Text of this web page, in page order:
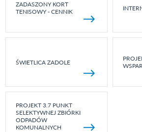
ZADASZONY KORT
TENISOWY - CENNIK
ŚWIETLICA ZADOLE
PROJEKT 3.7 PUNKT
SELEKTYWNEJ ZBIÓRKI
ODPADÓW
KOMUNALNYCH